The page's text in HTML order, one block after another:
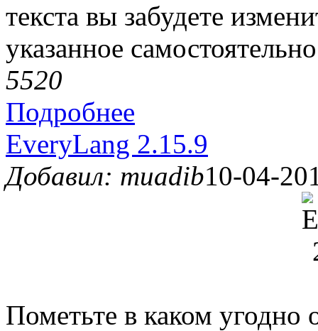
текста вы забудете
указанное самостоятельно
5520
Подробнее
EveryLang 2.15.9
Добавил: muadib10-04-
Пометьте в каком